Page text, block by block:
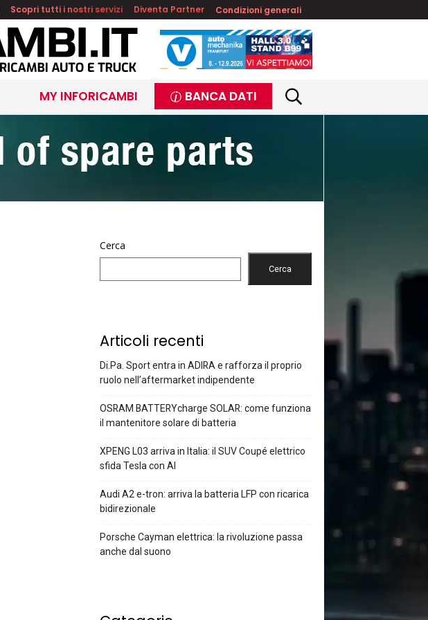
Scopri tutti i nostri servizi Diventa Partner Condizioni generali
MY INFORICAMBI BANCA DATI
Cerca
Cerca
Articoli recenti
Di.Pa. Sport entra in ADIRA e rafforza il proprio
ruolo nell’aftermarket indipendente
OSRAM BATTERYcharge SOLAR: come funziona
il mantenitore solare di batteria
XPENG L03 arriva in Italia: il SUV Coupé elettrico
sfida Tesla con AI
Audi A2 e-tron: arriva la batteria LFP con ricarica
bidirezionale
Porsche Cayman elettrica: la rivoluzione passa
anche dal suono